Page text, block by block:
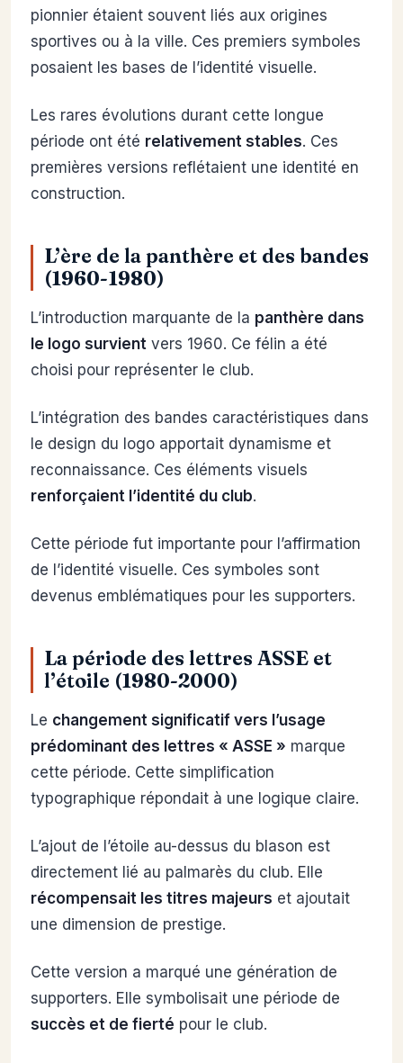
pionnier étaient souvent liés aux origines
sportives ou à la ville. Ces premiers symboles
posaient les bases de l’identité visuelle.
Les rares évolutions durant cette longue
période ont été relativement stables. Ces
premières versions reflétaient une identité en
construction.
L’ère de la panthère et des bandes
(1960-1980)
L’introduction marquante de la panthère dans
le logo survient vers 1960. Ce félin a été
choisi pour représenter le club.
L’intégration des bandes caractéristiques dans
le design du logo apportait dynamisme et
reconnaissance. Ces éléments visuels
renforçaient l’identité du club.
Cette période fut importante pour l’affirmation
de l’identité visuelle. Ces symboles sont
devenus emblématiques pour les supporters.
La période des lettres ASSE et
l’étoile (1980-2000)
Le changement significatif vers l’usage
prédominant des lettres « ASSE » marque
cette période. Cette simplification
typographique répondait à une logique claire.
L’ajout de l’étoile au-dessus du blason est
directement lié au palmarès du club. Elle
récompensait les titres majeurs et ajoutait
une dimension de prestige.
Cette version a marqué une génération de
supporters. Elle symbolisait une période de
succès et de fierté pour le club.